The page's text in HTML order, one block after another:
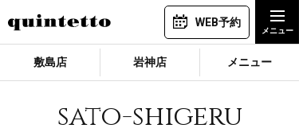
WEB予約
敷島店 岩神店 メニュー
sato-shigeru